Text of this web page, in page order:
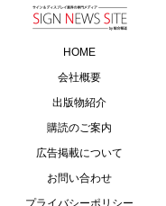
HOME
会社概要
出版物紹介
購読のご案内
広告掲載について
お問い合わせ